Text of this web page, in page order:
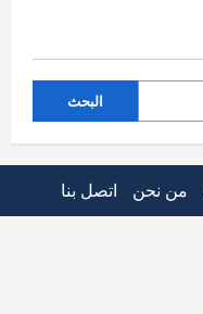
البحث
من نحن اتصل بنا